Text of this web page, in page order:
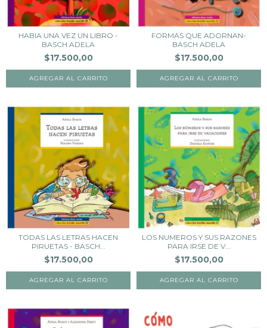
HABIA UNA VEZ UN LIBRO -
BASCH ADELA
$17.500,00
FORMAS QUE ADORNAN-
BASCH ADELA
$17.500,00
TODAS LAS LETRAS HACEN
PIRUETAS - BASCH...
$17.500,00
LOS NUMEROS Y SUS RAZONES
PARA IRSE DE V...
$17.500,00